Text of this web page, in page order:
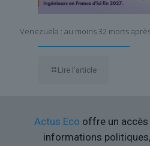
Venezuela : au moins 32 morts
Lire l’article
Actus Eco offre un
informations